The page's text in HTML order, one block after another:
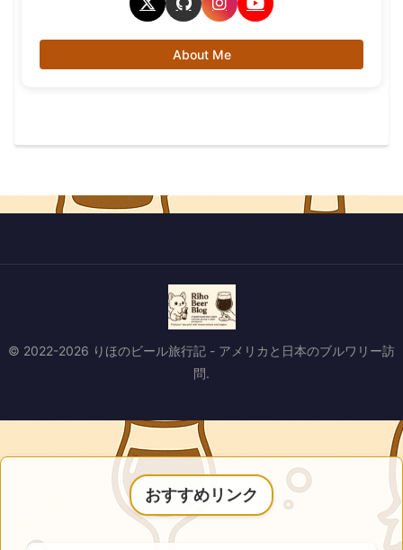
About Me
© 2022-2026 りほのビール旅行記 - アメリカと日本のブルワリー訪
問.
おすすめリンク